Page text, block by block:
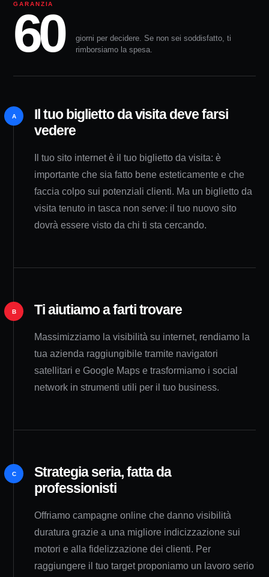
GARANZIA
60
giorni per decidere. Se non sei soddisfatto, ti
rimborsiamo la spesa.
A
Il tuo biglietto da visita deve farsi
vedere
Il tuo sito internet è il tuo biglietto da visita: è
importante che sia fatto bene esteticamente e che
faccia colpo sui potenziali clienti. Ma un biglietto da
visita tenuto in tasca non serve: il tuo nuovo sito
dovrà essere visto da chi ti sta cercando.
B Ti aiutiamo a farti trovare
Massimizziamo la visibilità su internet, rendiamo la
tua azienda raggiungibile tramite navigatori
satellitari e Google Maps e trasformiamo i social
network in strumenti utili per il tuo business.
C
Strategia seria, fatta da
professionisti
Offriamo campagne online che danno visibilità
duratura grazie a una migliore indicizzazione sui
motori e alla fidelizzazione dei clienti. Per
raggiungere il tuo target proponiamo un lavoro serio